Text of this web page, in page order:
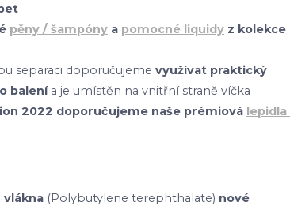
pěny / šampóny a pomocné liquidy z kolekce
separaci doporučujeme využívat praktický
balenía je umístěn na vnitřní straně víčka
2022 doporučujeme naše prémiová lepidla
vlákna (Polybutylene terephthalate) nové